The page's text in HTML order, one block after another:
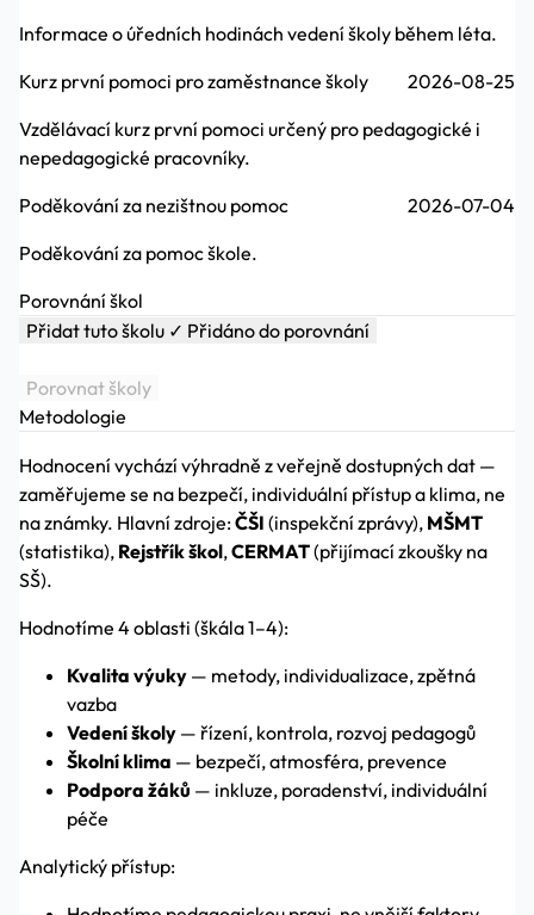
Informace o úředních hodinách vedení školy během léta.
Kurz první pomoci pro zaměstnance školy
2026-08-25
Vzdělávací kurz první pomoci určený pro pedagogické i
nepedagogické pracovníky.
Poděkování za nezištnou pomoc
2026-07-04
Poděkování za pomoc škole.
Porovnání škol
Přidat tuto školu ✓ Přidáno do porovnání
Porovnat školy
Metodologie
Hodnocení vychází výhradně z veřejně dostupných dat —
zaměřujeme se na bezpečí, individuální přístup a klima, ne
na známky. Hlavní zdroje:ČŠI (inspekční zprávy), MŠMT
(statistika), Rejstřík škol,CERMAT(přijímací zkoušky na
SŠ).
Hodnotíme 4 oblasti (škála 1–4):
Kvalita výuky — metody, individualizace, zpětná
vazba
Vedení školy — řízení, kontrola, rozvoj pedagogů
Školní klima — bezpečí, atmosféra, prevence
Podpora žáků — inkluze, poradenství, individuální
péče
Analytický přístup: